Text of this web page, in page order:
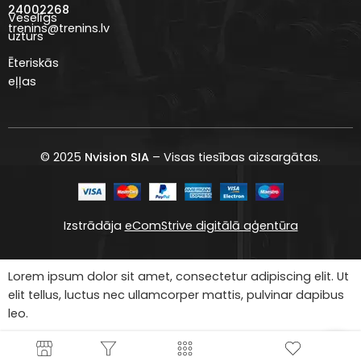
24002268
trenins@trenins.lv
Veselīgs
uzturs
Ēteriskās
eļļas
© 2025 Nvision SIA – Visas tiesības aizsargātas.
Izstrādāja eComStrive digitālā aģentūra
Lorem ipsum dolor sit amet, consectetur adipiscing elit. Ut
elit tellus, luctus nec ullamcorper mattis, pulvinar dapibus
leo.